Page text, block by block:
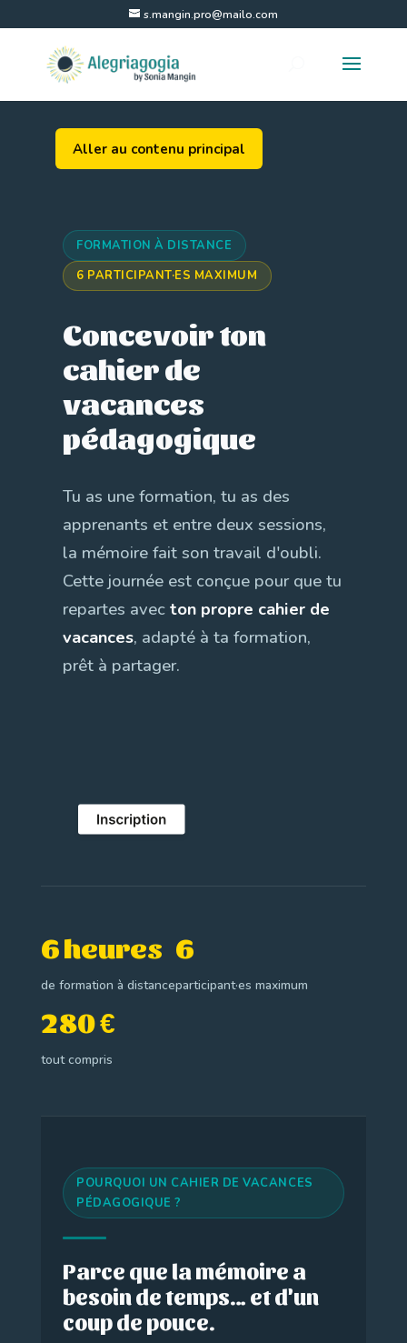
s.mangin.pro@mailo.com
Aller au contenu principal
FORMATION À DISTANCE
6 PARTICIPANT·ES MAXIMUM
Concevoir ton
cahier de
vacances
pédagogique
Tu as une formation, tu as des
apprenants et entre deux sessions,
la mémoire fait son travail d'oubli.
Cette journée est conçue pour que tu
repartes avec ton propre cahier de
vacances, adapté à ta formation,
prêt à partager.
6 heures
de formation à distance
6
participant·es maximum
280 €
tout compris
POURQUOI UN CAHIER DE VACANCES
PÉDAGOGIQUE ?
Parce que la mémoire a
besoin de temps… et d'un
coup de pouce.